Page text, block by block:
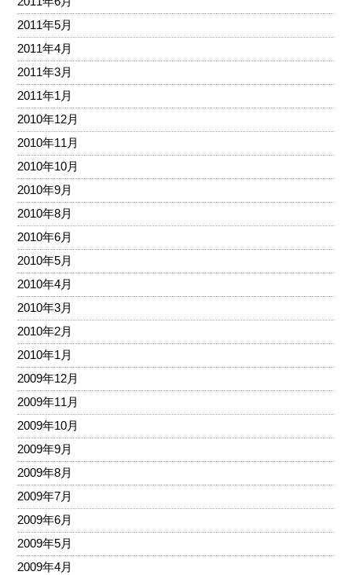
2011年5月
2011年4月
2011年3月
2011年1月
2010年12月
2010年11月
2010年10月
2010年9月
2010年8月
2010年6月
2010年5月
2010年4月
2010年3月
2010年2月
2010年1月
2009年12月
2009年11月
2009年10月
2009年9月
2009年8月
2009年7月
2009年6月
2009年5月
2009年4月